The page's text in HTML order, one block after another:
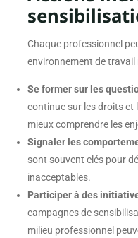
Chaque professionnel
environnement de
Se former sur les
continue sur les droits et
mieux comprendre les
Signaler les
sont souvent clés pour
inacceptables.
Participer à des
campagnes de
milieu professionnel